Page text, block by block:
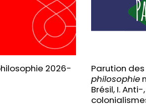
2026-
Parution des
philosophie
Brésil, I.